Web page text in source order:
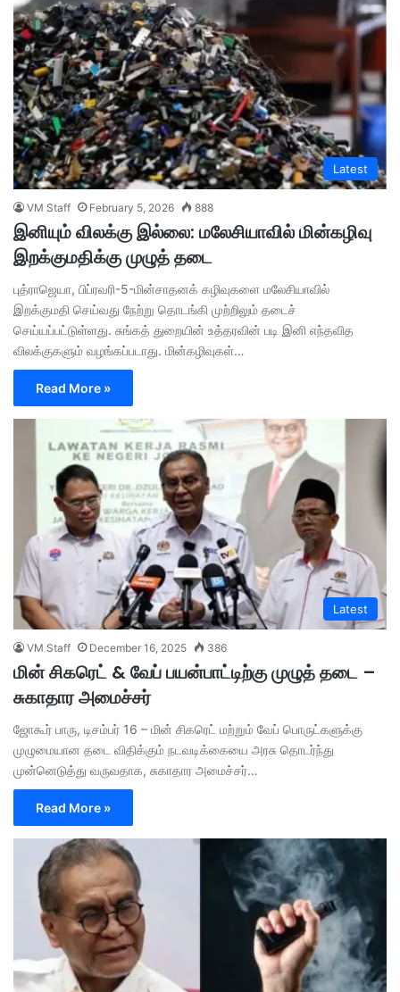
Latest
VM Staff February 5, 2026 888
இனியும் விலக்கு இல்லை: மலேசியாவில் மின்கழிவு
இறக்குமதிக்கு முழுத் தடை
புத்ராஜெயா, பிப்ரவரி-5-மின்சாதனக் கழிவுகளை மலேசியாவில்
இறக்குமதி செய்வது நேற்று தொடங்கி முற்றிலும் தடைச்
செய்யப்பட்டுள்ளது. சுங்கத் துறையின் உத்தரவின் படி இனி எந்தவித
விலக்குகளும் வழங்கப்படாது. மின்கழிவுகள்…
Read More »
Latest
VM Staff December 16, 2025 386
மின் சிகரெட் & வேப் பயன்பாட்டிற்கு முழுத் தடை –
சுகாதார அமைச்சர்
ஜோகூர் பாரு, டிசம்பர் 16 – மின் சிகரெட் மற்றும் வேப் பொருட்களுக்கு
முழுமையான தடை விதிக்கும் நடவடிக்கையை அரசு தொடர்ந்து
முன்னெடுத்து வருவதாக, சுகாதார அமைச்சர்…
Read More »